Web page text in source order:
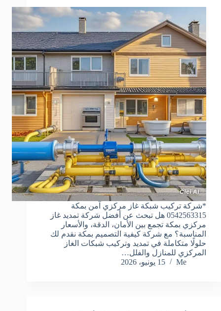
*شركة تركيب شبكة غاز مركزي آمن بمكة
0542563315 هل تبحث عن أفضل شركة تمديد غاز
مركزي بمكة تجمع بين الأمان، الدقة، والأسعار
المناسبة؟ مع شركة كيفية التصميم بمكة نقدم لك
حلولًا متكاملة في تمديد وتركيب شبكات الغاز
المركزي للمنازل والفلل…
Me
15 يونيو، 2026